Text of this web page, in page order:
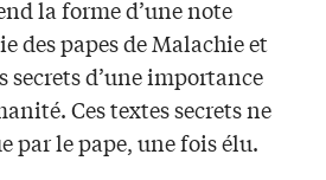
la forme d’une note
des papes de Malachie et
secrets d’une importance
Ces textes secrets ne
par le pape, une fois élu.